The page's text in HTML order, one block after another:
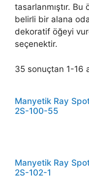
tasarlanmıştır.
belirli bir alana
dekoratif öğeyi
seçenektir.
35 sonuçtan 1-16
Manyetik Ray
2S-100-55
Manyetik Ray
2S-102-1